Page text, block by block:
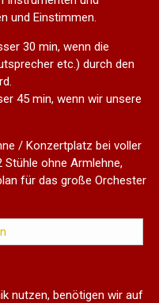
und Einstimmen.
30 min, wenn die
etc.) durch den
45 min, wenn wir unsere
/ Konzertplatz bei voller
ohne Armlehne,
für das große Orchester
nutzen, benötigen wir auf